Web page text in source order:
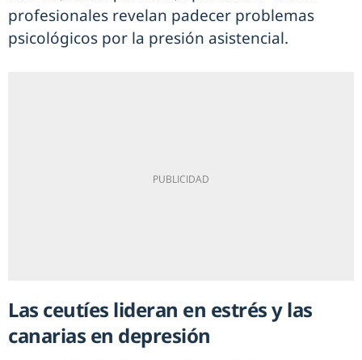
profesionales revelan padecer problemas
psicológicos por la presión asistencial.
Las ceutíes lideran en estrés y las
canarias en depresión